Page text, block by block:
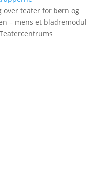
over teater for børn og
– mens et bladremodul